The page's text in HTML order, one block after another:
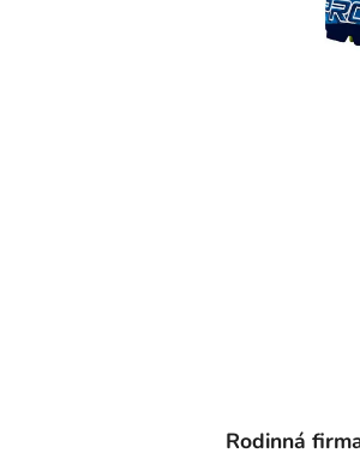
Rodinná